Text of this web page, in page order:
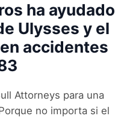
ha ayudado
Ulysses y el
accidentes
Attorneys para una
no importa si el